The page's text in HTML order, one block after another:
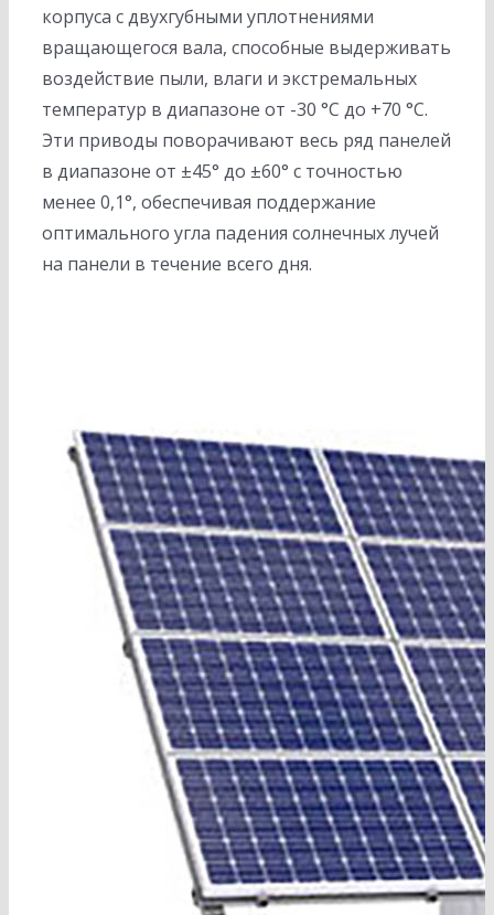
корпуса с двухгубными уплотнениями
вращающегося вала, способные выдерживать
воздействие пыли, влаги и экстремальных
температур в диапазоне от -30 °C до +70 °C.
Эти приводы поворачивают весь ряд панелей
в диапазоне от ±45° до ±60° с точностью
менее 0,1°, обеспечивая поддержание
оптимального угла падения солнечных лучей
на панели в течение всего дня.